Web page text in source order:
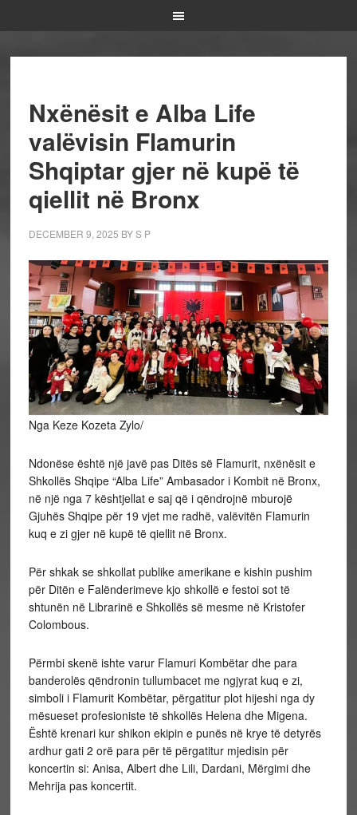
Nxënësit e Alba Life
valëvisin Flamurin
Shqiptar gjer në kupë të
qiellit në Bronx
DECEMBER 9, 2025 BYS P
Nga Keze Kozeta Zylo/
Ndonëse është një javë pas Ditës së Flamurit, nxënësit e
Shkollës Shqipe “Alba Life” Ambasador i Kombit në Bronx,
në një nga 7 kështjellat e saj që i qëndrojnë mburojë
Gjuhës Shqipe për 19 vjet me radhë, valëvitën Flamurin
kuq e zi gjer në kupë të qiellit në Bronx.
Për shkak se shkollat publike amerikane e kishin pushim
për Ditën e Falënderimeve kjo shkollë e festoi sot të
shtunën në Librarinë e Shkollës së mesme në Kristofer
Colombous.
Përmbi skenë ishte varur Flamuri Kombëtar dhe para
banderolës qëndronin tullumbacet me ngjyrat kuq e zi,
simboli i Flamurit Kombëtar, përgatitur plot hijeshi nga dy
mësueset profesioniste të shkollës Helena dhe Migena.
Është krenari kur shikon ekipin e punës në krye të detyrës
ardhur gati 2 orë para për të përgatitur mjedisin për
koncertin si: Anisa, Albert dhe Lili, Dardani, Mërgimi dhe
Mehrija pas koncertit.